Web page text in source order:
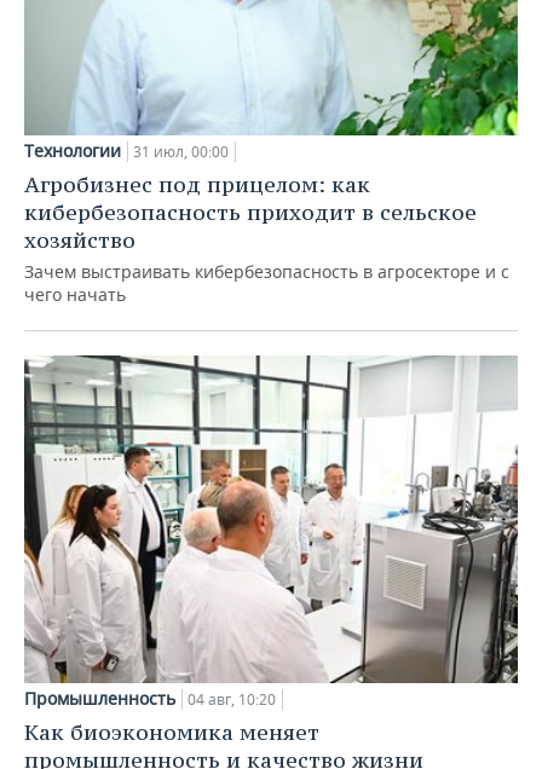
Технологии 31 июл, 00:00
Агробизнес под прицелом: как
кибербезопасность приходит в сельское
хозяйство
Зачем выстраивать кибербезопасность в агросекторе и с
чего начать
Промышленность 04 авг, 10:20
Как биоэкономика меняет
промышленность и качество жизни